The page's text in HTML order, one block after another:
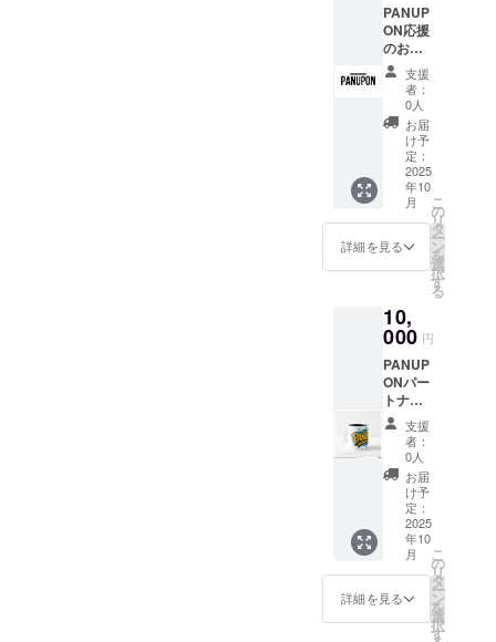
カット
＋カ
ラー施
術（所
要時
間：約2
時間）
・他メ
ニュー
への変
更は差
額で調
です
10.16c
m x
10.16c
m シー
ト ・お
礼の
メッ
セージ
(メール)
PANUP
ON応援
のお気
持ち
¥8,000
・お礼
のメッ
セージ
(2,000
円、
5,000
円、
10,000
円、
30,000
円、
円の
PANUP
ON応援
のお気
持ちリ
ターン
内容は
一緒に
なりま
す。)
支援
者：
0人
お届
け予
定：
2025
年10
月
詳細を見る
こ
の
リ
タ
ー
ン
を
選
択
す
る
10,
000 円
PANUP
ONパー
トナー
プラン
・オリ
ジナル
マグ
カップ
325ml
：直径
8.1cm ×
高さ
9.7cm
・オリ
ジナル
支援
者：
0人
お届
け予
定：
2025
年10
月
詳細を見る
こ
の
リ
タ
ー
ン
を
選
択
す